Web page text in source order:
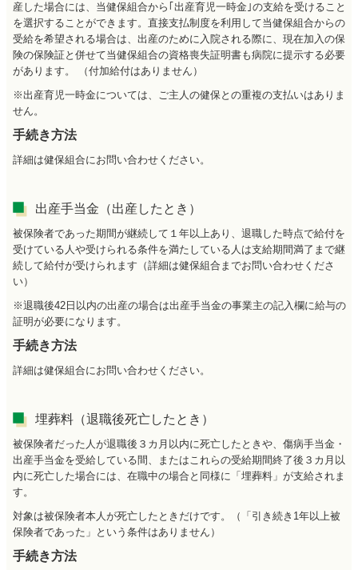
産した場合には、当健保組合から｢出産育児一時金｣の支給を受けること
を選択することができます。直接支払制度を利用して当健保組合からの
受給を希望される場合は、出産のために入院される際に、現在加入の保
険の保険証と併せて当健保組合の資格喪失証明書も病院に提示する必要
があります。 （付加給付はありません）
※出産育児一時金については、ご主人の健保との重複の支払いはありま
せん。
手続き方法
詳細は健保組合にお問い合わせください。
出産手当金（出産したとき）
被保険者であった期間が継続して１年以上あり、 退職した時点で給付を
受けている人や受けられる条件を満たしている人は支給期間満了まで継
続して給付が受けられます（詳細は健保組合までお問い合わせくださ
い）
※退職後42日以内の出産の場合は出産手当金の事業主の記入欄に給与の
証明が必要になります。
手続き方法
詳細は健保組合にお問い合わせください。
埋葬料（退職後死亡したとき）
被保険者だった人が退職後３カ月以内に死亡したときや、傷病手当金・
出産手当金を受給している間、またはこれらの受給期間終了後３カ月以
内に死亡した場合には、在職中の場合と同様に「埋葬料」が支給されま
す。
対象は被保険者本人が死亡したときだけです。（「引き続き1年以上被
保険者であった」という条件はありません）
手続き方法